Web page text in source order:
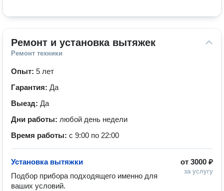
Ремонт и установка вытяжек
Ремонт техники
Опыт: 5 лет
Гарантия: Да
Выезд: Да
Дни работы: любой день недели
Время работы: с 9:00 по 22:00
от 3000 ₽
за услугу
Установка вытяжки
Подбор прибора подходящего именно для
ваших условий.